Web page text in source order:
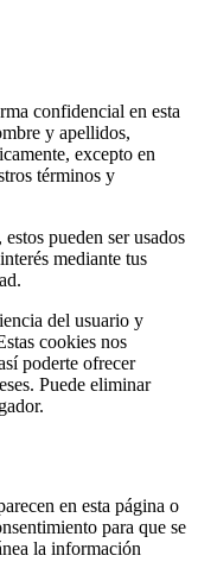
confidencial en esta
y apellidos,
excepto en
términos y
pueden ser usados
mediante tus
del usuario y
cookies nos
poderte ofrecer
Puede eliminar
en esta página o
para que se
la información